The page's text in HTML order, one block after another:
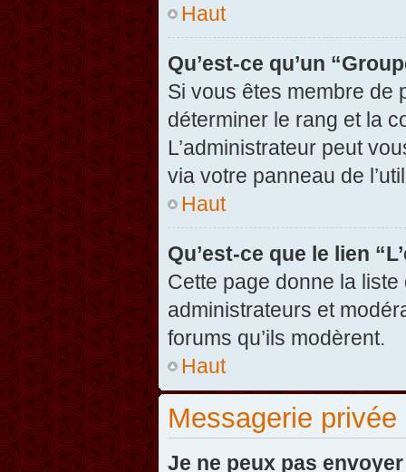
Haut
Qu’est-ce qu’un
Si vous êtes membre de
déterminer le rang et la
L’administrateur peut
via votre panneau de
Haut
Qu’est-ce que le lien
Cette page donne la
administrateurs et
forums qu’ils modèrent.
Haut
Messagerie privée
Je ne peux pas